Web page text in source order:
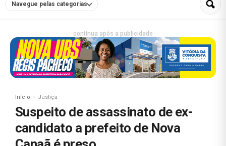
Navegue pelas categorias
continua após a publicidade
Início Justiça
Suspeito de assassinato de ex-
candidato a prefeito de Nova